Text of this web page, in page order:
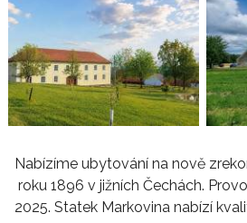
Nabízíme ubytování na nově
roku 1896 v jižních Čechách.
2025. Statek Markovina nabízí